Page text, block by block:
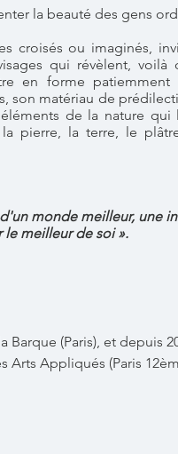
la beauté des gens
croisés ou imaginés,
qui révèlent, voilà
en forme patiemment
son matériau de
de la nature qui
pierre, la terre, le
monde meilleur, une
le meilleur de soi ».
Barque (Paris), et depuis
Arts Appliqués (Paris